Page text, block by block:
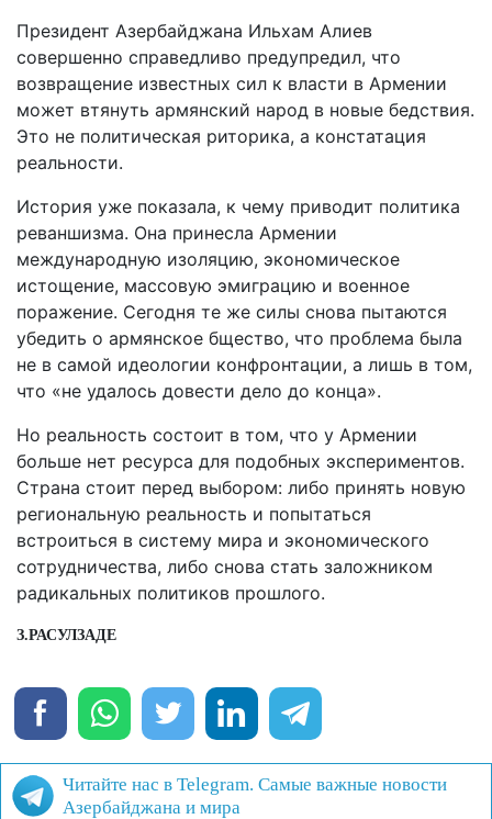
Президент Азербайджана Ильхам Алиев
совершенно справедливо предупредил, что
возвращение известных сил к власти в Армении
может втянуть армянский народ в новые бедствия.
Это не политическая риторика, а констатация
реальности.
История уже показала, к чему приводит политика
реваншизма. Она принесла Армении
международную изоляцию, экономическое
истощение, массовую эмиграцию и военное
поражение. Сегодня те же силы снова пытаются
убедить о армянское бщество, что проблема была
не в самой идеологии конфронтации, а лишь в том,
что «не удалось довести дело до конца».
Но реальность состоит в том, что у Армении
больше нет ресурса для подобных экспериментов.
Страна стоит перед выбором: либо принять новую
региональную реальность и попытаться
встроиться в систему мира и экономического
сотрудничества, либо снова стать заложником
радикальных политиков прошлого.
З.РАСУЛЗАДЕ
Читайте нас в Telegram. Самые важные новости
Азербайджана и мира